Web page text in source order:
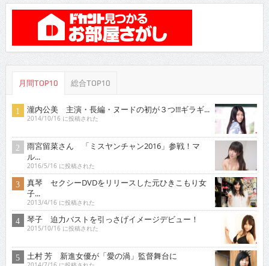
月間TOP10 総合TOP10
瀧内公美 主演・長編・ヌードの初が３つ!!!ギラギ...
2014/10/16 に投稿された
雨宮留菜さん 「ミスヤンチャン2016」参戦！マ
ル...
2016/5/16 に投稿された
真琴 セクシーDVDをリリースした元ひきこもり女
子...
2013/4/16 に投稿された
琴子 迫力バストを引っさげイメージデビュー！
2015/10/16 に投稿された
土村 芳 新進女優が「愛の渦」監督舞台に